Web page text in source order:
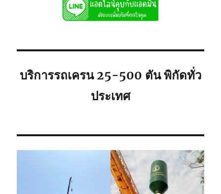
เฮี๊ยบ
ชลบุรี
บริการรถเครน 25-500 ตัน พิกัดทั่ว
ประเทศ